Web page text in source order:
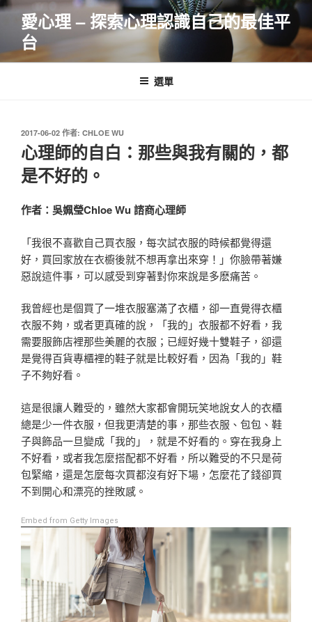
跳
要
愛心理 – 探索心理認識自己的最佳平
台
選單
發
佈
於
2017-06-02 作者: CHLOE WU
心理師的自白：那些與我有關的，都
是不好的。
作者：吳姵瑩Chloe Wu 諮商心理師
「我很不喜歡自己買衣服，每次試衣服的時候都覺得還
好，買回家放在衣櫥後就不想再拿出來穿！」你臉帶著嫌
惡說這件事，可以感受到穿著對你來說是多麽痛苦。
我曾經也是個買了一堆衣服塞滿了衣櫃，卻一直覺得衣櫃
衣服不夠，或者更真確的說，「我的」衣服都不好看，我
需要服飾店裡那些美麗的衣服；已經好幾十雙鞋子，卻還
是覺得百貨專櫃裡的鞋子就是比較好看，因為「我的」鞋
子不夠好看。
這是很讓人難受的，雖然大家都會開玩笑地說女人的衣櫃
總是少一件衣服，但我更清楚的事，那些衣服、包包、鞋
子與飾品一旦變成「我的」，就是不好看的。穿在我身上
不好看，或者我怎麼搭配都不好看，所以難受的不只是荷
包緊縮，還是怎麼每次買都沒有好下場，怎麼花了錢卻買
不到開心和漂亮的挫敗感。
Embed from Getty Images